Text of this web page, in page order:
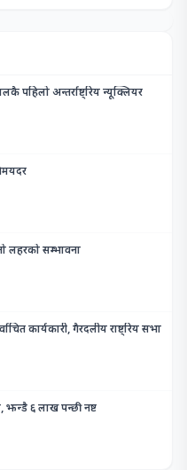
पहिलो अन्तर्राष्ट्रिय न्यूक्लियर
लहरको सम्भावना
कार्यकारी, गैरदलीय राष्ट्रिय सभा
झन्डै ६ लाख पन्छी नष्ट